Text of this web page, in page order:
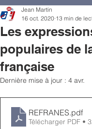
Les
populaires de
française
Jean Martin
16 oct. 2020 13 min de
Dernière mise à jour : 4 avr.
REFRANES.pdf
Télécharger PDF •